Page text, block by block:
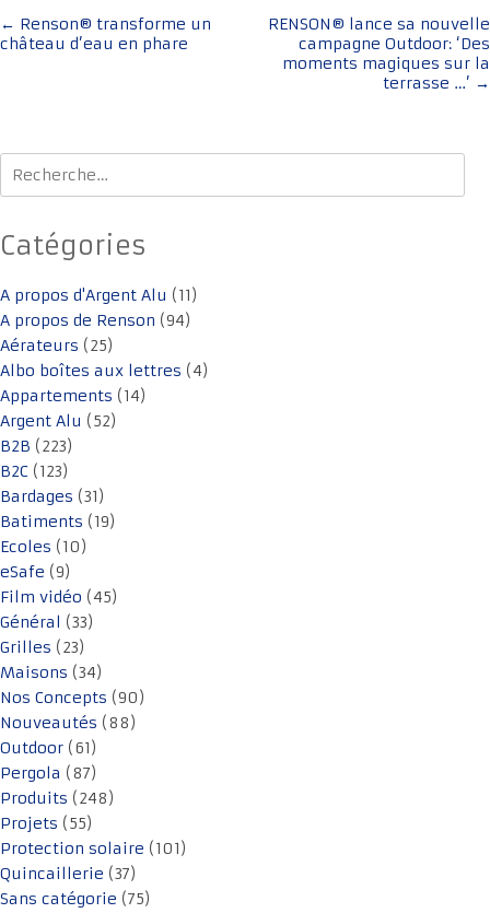
Navigation
de
← Renson® transforme un
château d’eau en phare
RENSON® lance sa nouvelle
campagne Outdoor: ‘Des
moments magiques sur la
terrasse …’ →
Rechercher :
Catégories
A propos d'Argent Alu (11)
A propos de Renson (94)
Aérateurs (25)
Albo boîtes aux lettres (4)
Appartements (14)
Argent Alu (52)
B2B (223)
B2C (123)
Bardages (31)
Batiments (19)
Ecoles (10)
eSafe (9)
Film vidéo (45)
Général (33)
Grilles (23)
Maisons (34)
Nos Concepts (90)
Nouveautés (88)
Outdoor (61)
Pergola (87)
Produits (248)
Projets (55)
Protection solaire (101)
Quincaillerie (37)
Sans catégorie (75)